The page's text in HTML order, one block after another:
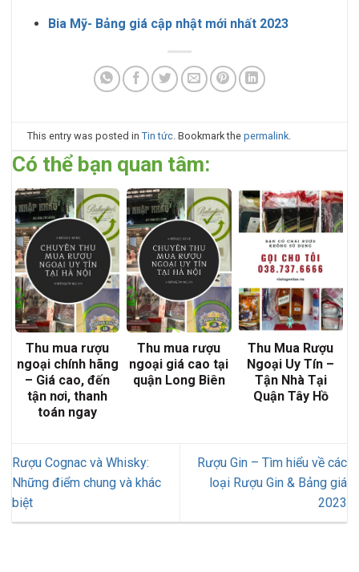
Bia Mỹ- Bảng giá cập nhật mới nhất 2023
This entry was posted inTin tức . Bookmark thepermalink
Có thể bạn quan tâm:
Thu mua rượu
ngoại chính hãng
– Giá cao, đến
tận nơi, thanh
toán ngay
Thu mua rượu
ngoại giá cao tại
quận Long Biên
Thu Mua Rượu
Ngoại Uy Tín –
Tận Nhà Tại
Quận Tây Hồ
Rượu Cognac và Whisky:
Những điểm chung và khác
biệt
Rượu Gin – Tìm hiểu về các
loại Rượu Gin & Bảng giá
2023